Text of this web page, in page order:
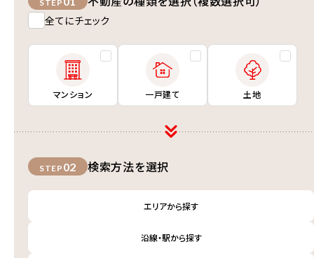
STEP
全てにチェック
マンション 一戸建て 土地
STEP 02 検索方法を選択
エリアから探す
沿線・駅から探す